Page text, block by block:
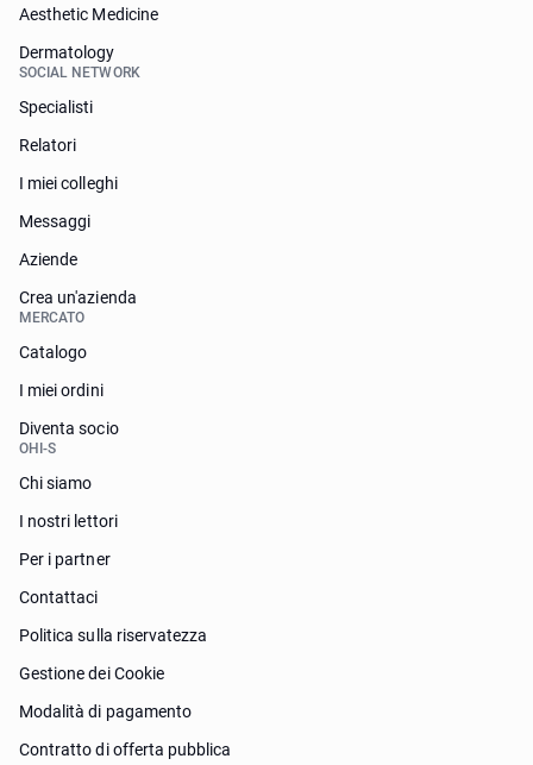
Aesthetic Medicine
Dermatology
SOCIAL NETWORK
Specialisti
Relatori
I miei colleghi
Messaggi
Aziende
Crea un'azienda
MERCATO
Catalogo
I miei ordini
Diventa socio
OHI-S
Chi siamo
I nostri lettori
Per i partner
Contattaci
Politica sulla riservatezza
Gestione dei Cookie
Modalità di pagamento
Contratto di offerta pubblica